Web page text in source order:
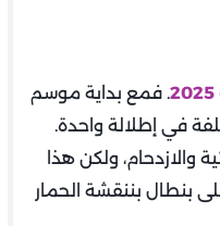
. فمع بداية موسم
في إطلالة واحدة.
والازدحام، ولكن هذا
بنطال بننقشة الحمار